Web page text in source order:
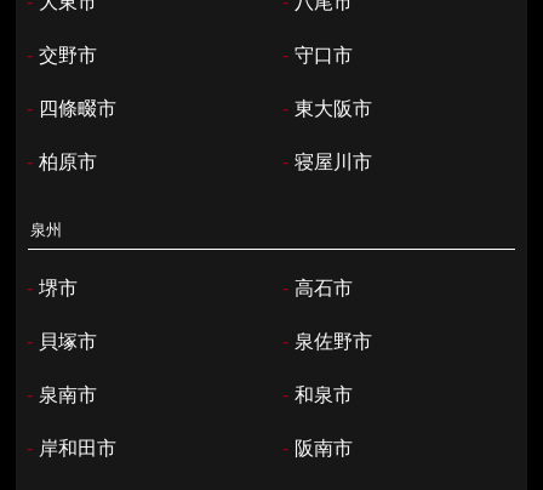
- 交野市 - 守口市
- 四條畷市 - 東大阪市
- 柏原市 - 寝屋川市
泉州
- 堺市 - 高石市
- 貝塚市 - 泉佐野市
- 泉南市 - 和泉市
- 岸和田市 - 阪南市